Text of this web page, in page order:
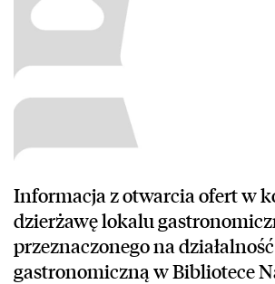
Informacja z otwarcia ofert w
dzierżawę lokalu
przeznaczonego na działalność
gastronomiczną w Bibliotece